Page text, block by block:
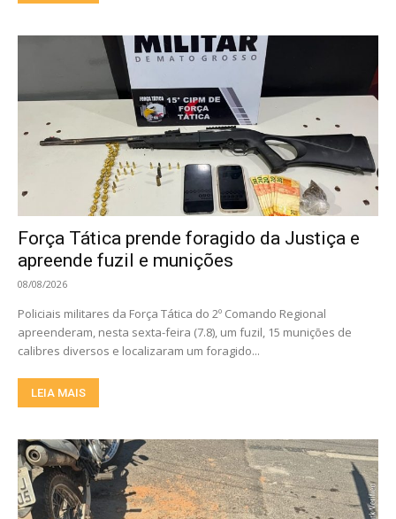
Força Tática prende foragido da Justiça e
apreende fuzil e munições
08/08/2026
Policiais militares da Força Tática do 2º Comando Regional
apreenderam, nesta sexta-feira (7.8), um fuzil, 15 munições de
calibres diversos e localizaram um foragido...
LEIA MAIS